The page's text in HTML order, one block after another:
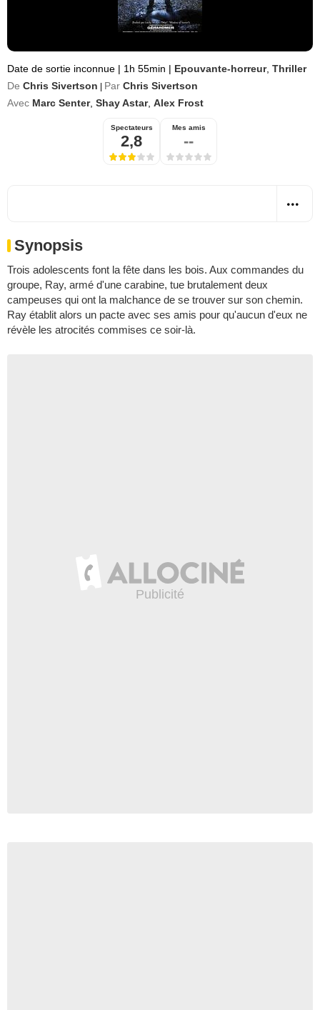
Date de sortie inconnue | 1h 55min | Epouvante-horreur, Thriller
De Chris Sivertson Par Chris Sivertson
Avec Marc Senter, Shay Astar, Alex Frost
Spectateurs
2,8
Mes amis
--
Synopsis
Trois adolescents font la fête dans les bois. Aux commandes du
groupe, Ray, armé d'une carabine, tue brutalement deux
campeuses qui ont la malchance de se trouver sur son chemin.
Ray établit alors un pacte avec ses amis pour qu'aucun d'eux ne
révèle les atrocités commises ce soir-là.